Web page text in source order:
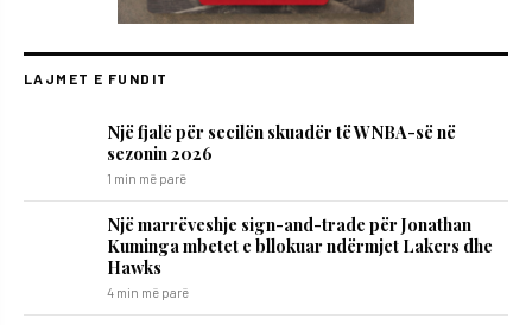
LAJMET E FUNDIT
Një fjalë për secilën skuadër të WNBA-së në
sezonin 2026
1 min më parë
Një marrëveshje sign-and-trade për Jonathan
Kuminga mbetet e bllokuar ndërmjet Lakers dhe
Hawks
4 min më parë